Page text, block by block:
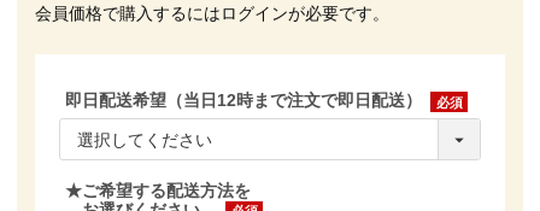
会員価格で購入するにはログインが必要です。
即日配送希望（当日12時まで注文で即日配送）
(必
★ご希望する配送方法を